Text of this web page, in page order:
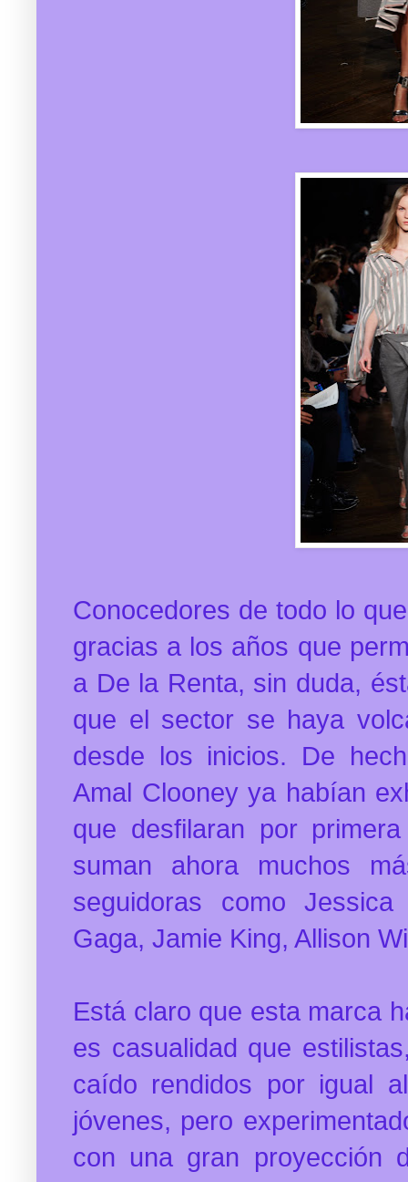
Conocedores de todo lo
gracias a los años que
a De la Renta, sin duda,
que el sector se haya
desde los inicios. De
Amal Clooney ya habían
que desfilaran por
suman ahora muchos
seguidoras como
Gaga, Jamie King, Allison
Está claro que esta marca
es casualidad que
caído rendidos por igual
jóvenes, pero
con una gran proyección